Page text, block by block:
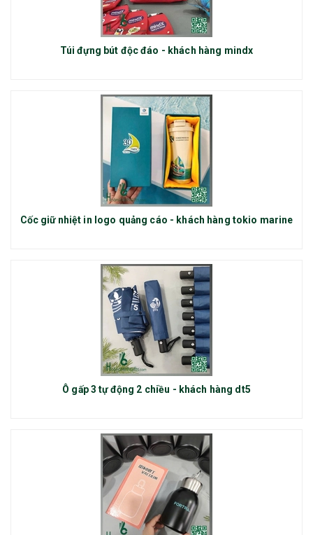
Túi đựng bút độc đáo - khách hàng mindx
Cốc giữ nhiệt in logo quảng cáo - khách hàng tokio marine
Ô gấp 3 tự động 2 chiều - khách hàng dt5